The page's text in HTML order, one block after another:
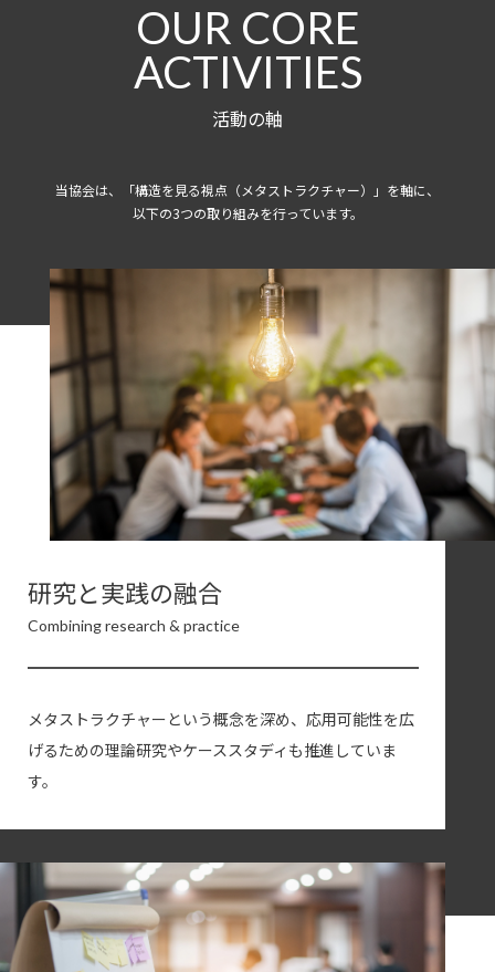
OUR CORE
ACTIVITIES
活動の軸
当協会は、「構造を見る視点（メタストラクチャー）」を軸に、
以下の3つの取り組みを行っています。
研究と実践の融合
Combining research & practice
メタストラクチャーという概念を深め、応用可能性を広
げるための理論研究やケーススタディも推進していま
す。